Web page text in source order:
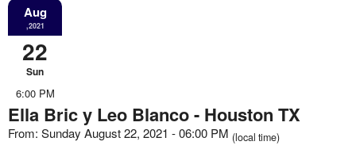
Aug
,2021
22
Sun
6:00 PM
Ella Bric y Leo Blanco - Houston TX
From: Sunday August 22, 2021 - 06:00 PM (local time)